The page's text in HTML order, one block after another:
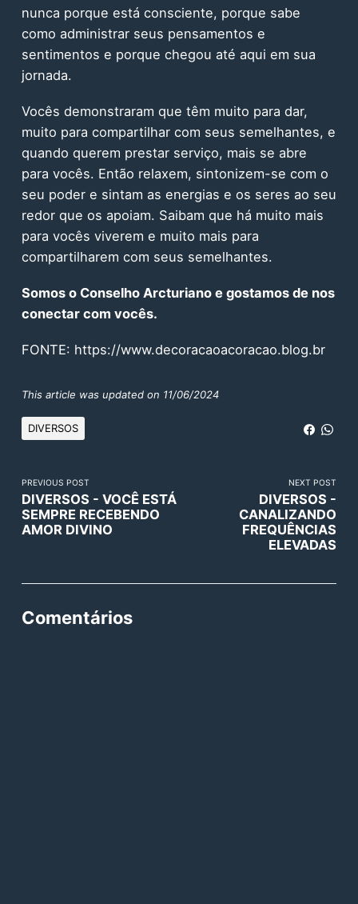
nunca porque está consciente, porque sabe
como administrar seus pensamentos e
sentimentos e porque chegou até aqui em sua
jornada.
Vocês demonstraram que têm muito para dar,
muito para compartilhar com seus semelhantes, e
quando querem prestar serviço, mais se abre
para vocês. Então relaxem, sintonizem-se com o
seu poder e sintam as energias e os seres ao seu
redor que os apoiam. Saibam que há muito mais
para vocês viverem e muito mais para
compartilharem com seus semelhantes.
Somos o Conselho Arcturiano e gostamos de nos
conectar com vocês.
FONTE: https://www.decoracaoacoracao.blog.br
This article was updated on 11/06/2024
DIVERSOS
PREVIOUS POST
DIVERSOS - VOCÊ ESTÁ
SEMPRE RECEBENDO
AMOR DIVINO
NEXT POST
DIVERSOS -
CANALIZANDO
FREQUÊNCIAS
ELEVADAS
Comentários